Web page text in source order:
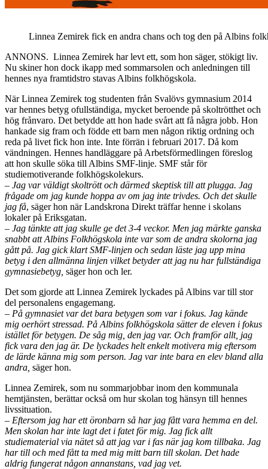
Linnea Zemirek fick en andra chans och tog den på Albins
ANNONS. Linnea Zemirek har levt ett, som hon säger, stökigt liv.
Nu skiner hon dock ikapp med sommarsolen och anledningen till
hennes nya framtidstro stavas Albins folkhögskola.
När Linnea Zemirek tog studenten från Svalövs gymnasium 2014
var hennes betyg ofullständiga, mycket beroende på skoltrötthet och
hög frånvaro. Det betydde att hon hade svårt att få några jobb. Hon
hankade sig fram och födde ett barn men någon riktig ordning och
reda på livet fick hon inte. Inte förrän i februari 2017. Då kom
vändningen. Hennes handläggare på Arbetsförmedlingen föreslog
att hon skulle söka till Albins SMF-linje. SMF står för
studiemotiverande folkhögskolekurs.
– Jag var väldigt skoltrött och därmed skeptisk till att plugga. Jag
frågade om jag kunde hoppa av om jag inte trivdes. Och det skulle
jag få, säger hon när Landskrona Direkt träffar henne i skolans
lokaler på Eriksgatan.
– Jag tänkte att jag skulle ge det 3-4 veckor. Men jag märkte ganska
snabbt att Albins Folkhögskola inte var som de andra skolorna jag
gått på. Jag gick klart SMF-linjen och sedan läste jag upp mina
betyg i den allmänna linjen vilket betyder att jag nu har fullständiga
gymnasiebetyg, säger hon och ler.
Det som gjorde att Linnea Zemirek lyckades på Albins var till stor
del personalens engagemang.
– På gymnasiet var det bara betygen som var i fokus. Jag kände
mig oerhört stressad. På Albins folkhögskola sätter de eleven i fokus
istället för betygen. De såg mig, den jag var. Och framför allt, jag
fick vara den jag är. De lyckades helt enkelt motivera mig eftersom
de lärde känna mig som person. Jag var inte bara en elev bland alla
andra, säger hon.
Linnea Zemirek, som nu sommarjobbar inom den kommunala
hemtjänsten, berättar också om hur skolan tog hänsyn till hennes
livssituation.
– Eftersom jag har ett öronbarn så har jag fått vara hemma en del.
Men skolan har inte lagt det i fatet för mig. Jag fick allt
studiematerial via nätet så att jag var i fas när jag kom tillbaka. Jag
har till och med fått ta med mig mitt barn till skolan. Det hade
aldrig fungerat någon annanstans, vad jag vet.